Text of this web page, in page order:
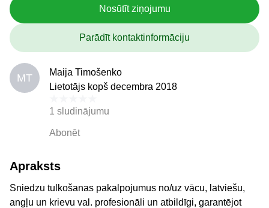
Nosūtīt ziņojumu
Parādīt kontaktinformāciju
MT
Maija Timošenko
Lietotājs kopš decembra 2018
1 sludinājumu
Abonēt
Apraksts
Sniedzu tulkošanas pakalpojumus no/uz vācu, latviešu,
angļu un krievu val. profesionāli un atbildīgi, garantējot